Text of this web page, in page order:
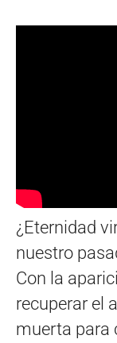
¿Eternidad
nuestro
Con la
recuperar el
muerta para